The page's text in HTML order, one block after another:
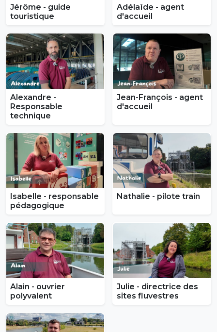
Jérôme - guide
touristique
Adélaïde - agent
d'accueil
Alexandre -
Responsable
technique
Jean-François - agent
d'accueil
Isabelle - responsable
pédagogique
Nathalie - pilote train
Alain - ouvrier
polyvalent
Julie - directrice des
sites fluvestres